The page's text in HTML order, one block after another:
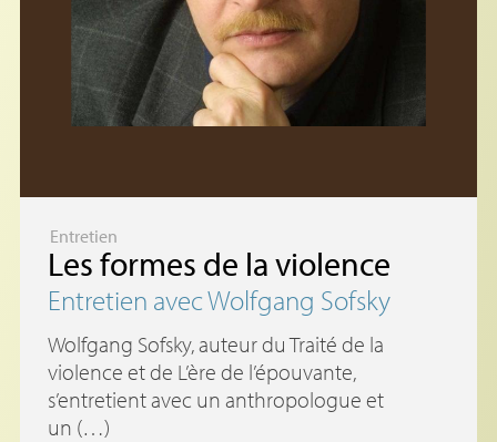
Entretien
Les formes de la violence
Entretien avec Wolfgang Sofsky
Wolfgang Sofsky, auteur du Traité de la
violence et de L’ère de l’épouvante,
s’entretient avec un anthropologue et
un (…)